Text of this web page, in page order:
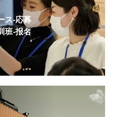
-応募
-报名